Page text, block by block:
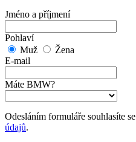
Jméno a příjmení
Pohlaví
Muž
Žena
E-mail
Máte BMW?
Odesláním formuláře souhlasíte se
údajů.